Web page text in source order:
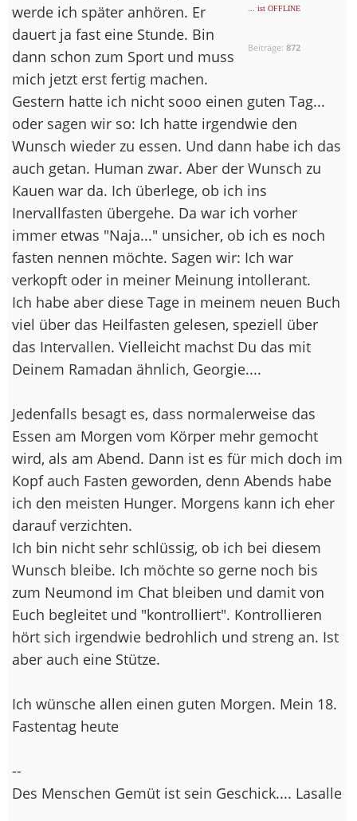
... ist OFFLINE
Beiträge:872
werde ich später anhören. Er
dauert ja fast eine Stunde. Bin
dann schon zum Sport und muss
mich jetzt erst fertig machen.
Gestern hatte ich nicht sooo einen guten Tag...
oder sagen wir so: Ich hatte irgendwie den
Wunsch wieder zu essen. Und dann habe ich das
auch getan. Human zwar. Aber der Wunsch zu
Kauen war da. Ich überlege, ob ich ins
Inervallfasten übergehe. Da war ich vorher
immer etwas "Naja..." unsicher, ob ich es noch
fasten nennen möchte. Sagen wir: Ich war
verkopft oder in meiner Meinung intollerant.
Ich habe aber diese Tage in meinem neuen Buch
viel über das Heilfasten gelesen, speziell über
das Intervallen. Vielleicht machst Du das mit
Deinem Ramadan ähnlich, Georgie....
Jedenfalls besagt es, dass normalerweise das
Essen am Morgen vom Körper mehr gemocht
wird, als am Abend. Dann ist es für mich doch im
Kopf auch Fasten geworden, denn Abends habe
ich den meisten Hunger. Morgens kann ich eher
darauf verzichten.
Ich bin nicht sehr schlüssig, ob ich bei diesem
Wunsch bleibe. Ich möchte so gerne noch bis
zum Neumond im Chat bleiben und damit von
Euch begleitet und "kontrolliert". Kontrollieren
hört sich irgendwie bedrohlich und streng an. Ist
aber auch eine Stütze.
Ich wünsche allen einen guten Morgen. Mein 18.
Fastentag heute
--
Des Menschen Gemüt ist sein Geschick.... Lasalle